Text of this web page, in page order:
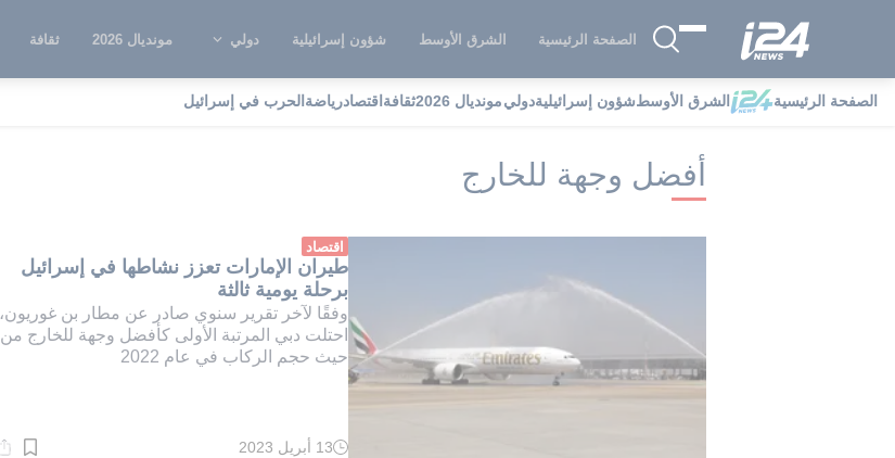
الصفحة الرئيسية الشرق الأوسط شؤون إسرائيلية دولي مونديال 2026 ثقافة
الصفحة الرئيسية الشرق الأوسطشؤون إسرائيليةدوليمونديال 2026 ثقافة اقتصادرياضة الحرب في إسرائيل i24NEWS i24NEWS فهرس علامات أفضل وجهة للخارج
أفضل وجهة للخارج
اقتصاد
طيران الإمارات تعزز نشاطها في إسرائيل
برحلة يومية ثالثة
وفقًا لآخر تقرير سنوي صادر عن مطار بن غوريون،
احتلت دبي المرتبة الأولى كأفضل وجهة للخارج من
حيث حجم الركاب في عام 2022
وقت
13 أبريل 2023